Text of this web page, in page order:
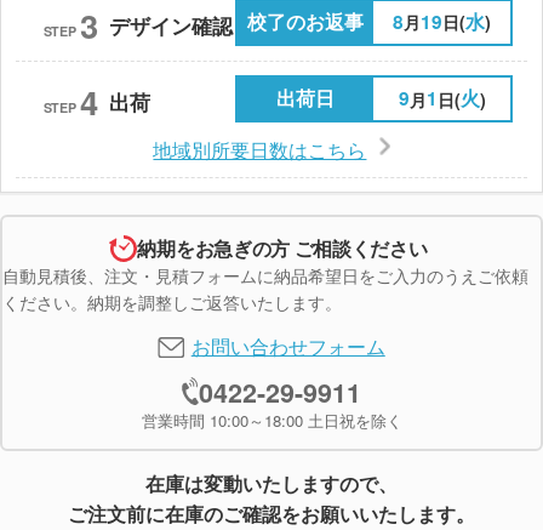
STEP 3 デザイン確認 校了のお返事 8月19日(水)
STEP 4 出荷 出荷日 9 月1 日(火)
地域別所要日数はこちら
納期をお急ぎの方 ご相談ください
自動見積後、注文・見積フォームに納品希望日をご入力のうえご依頼
ください。納期を調整しご返答いたします。
お問い合わせフォーム
0422-29-9911
営業時間 10:00～18:00 土日祝を除く
在庫は変動いたしますので、
ご注文前に在庫のご確認をお願いいたします。